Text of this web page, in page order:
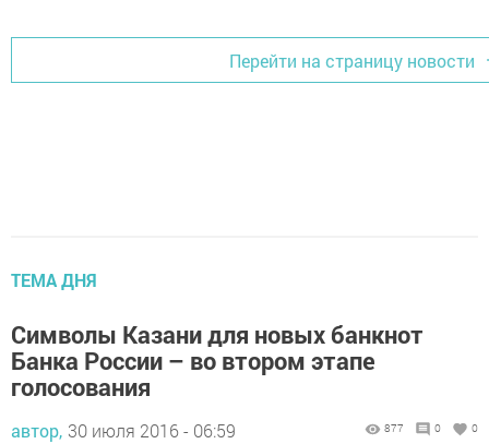
Перейти на страницу новости
ТЕМА ДНЯ
Символы Казани для новых банкнот
Банка России – во втором этапе
голосования
автор, 30 июля 2016 - 06:59 877 0 0